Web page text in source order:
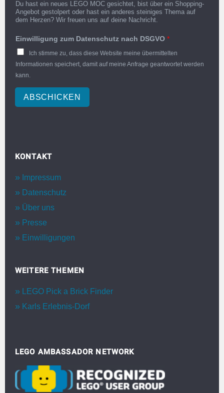
Du hast ein neues LEGO MOC gesichtet, bist über ein Shopping-
Angebot gestolpert oder hast ein anderes steiniges Thema auf
dem Herzen? Wir freuen uns auf deine Nachricht.
Einwilligung zum Datenschutz nach DSGVO *
Ich stimme zu, dass diese Website meine übermittelten
Informationen speichert, damit auf meine Anfrage geantwortet werden
kann.
ABSCHICKEN
KONTAKT
Impressum
Datenschutz
Über uns
Presse
Einwilligungen
WEITERE THEMEN
LEGO Pick a Brick Finder
Karls Erlebnis-Dorf
LEGO AMBASSADOR NETWORK